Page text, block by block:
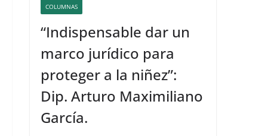
COLUMNAS
“Indispensable dar un
marco jurídico para
proteger a la niñez”:
Dip. Arturo Maximiliano
García.